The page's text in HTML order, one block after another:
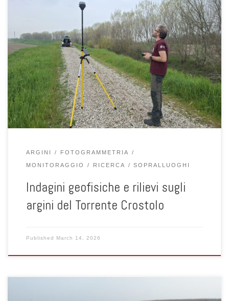
Mercoledì 11 marzo 2026 un gruppo di ricercatori dell’Università di
Padova ha svolto un’attività di indagine sul campo lungo gli argini
del Torrente Crostolo, in località Castelbosco di Sotto (Reggio
Emilia). L’iniziativa ha coinvolto studiosi del Dipartimento ICEA –
gruppo di Geotecnica – e del Dipartimento di Geoscienze, con
l’obiettivo […]
ARGINI FOTOGRAMMETRIA
MONITORAGGIO RICERCA SOPRALLUOGHI
Indagini geofisiche e rilievi sugli
argini del Torrente Crostolo
Published March 14, 2026